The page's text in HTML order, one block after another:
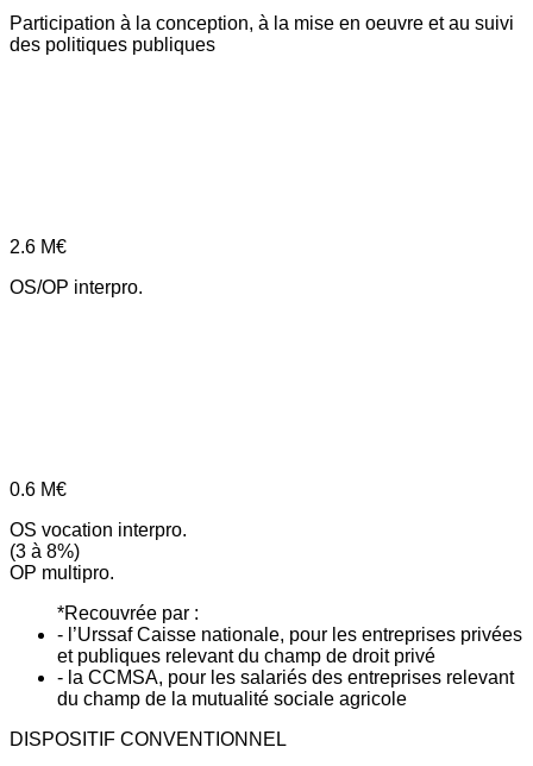
Participation à la conception, à la mise en oeuvre et au suivi
des politiques publiques
2.6 M€
OS/OP interpro.
0.6 M€
OS vocation interpro.
(3 à 8%)
OP multipro.
*Recouvrée par :
- l’Urssaf Caisse nationale, pour les entreprises privées
et publiques relevant du champ de droit privé
- la CCMSA, pour les salariés des entreprises relevant
du champ de la mutualité sociale agricole
DISPOSITIF CONVENTIONNEL